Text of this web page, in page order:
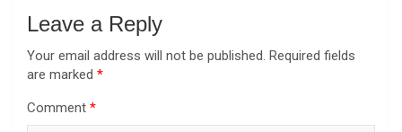
Leave a Reply
Your email address will not be published. Required fields
are marked *
Comment *